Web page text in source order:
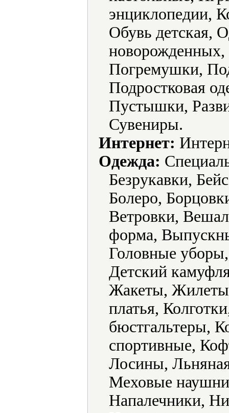
энциклопедии,
Обувь детская,
Погремушки,
Подростковая
Пустышки,
Сувениры.
Интернет:
Одежда:
Безрукавки,
Болеро,
Ветровки,
форма,
Головные
Детский
Жакеты,
платья,
бюстгальтеры,
спортивные,
Лосины,
Меховые
Напалечники,